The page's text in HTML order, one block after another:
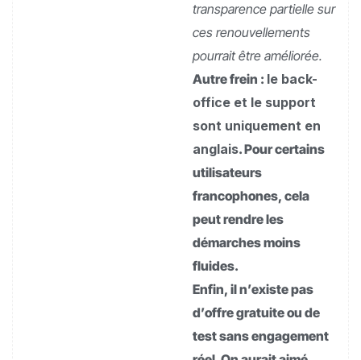
transparence partielle sur
ces renouvellements
pourrait être améliorée.
Autre frein : le back-
office et le support
sont uniquement en
anglais. Pour certains
utilisateurs
francophones, cela
peut rendre les
démarches moins
fluides.
Enfin, il n’existe pas
d’offre gratuite ou de
test sans engagement